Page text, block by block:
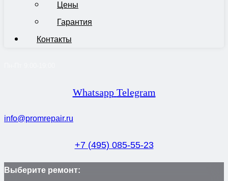
Цены
Гарантия
Контакты
Whatsapp Telegram
info@promrepair.ru
+7 (495) 085-55-23
Выберите ремонт: